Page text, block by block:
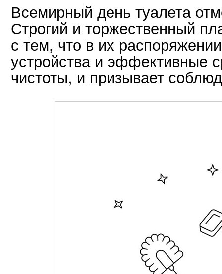
Всемирный день туалета
Строгий и торжественный
с тем, что в их
устройства и эффективные
чистоты, и призывает